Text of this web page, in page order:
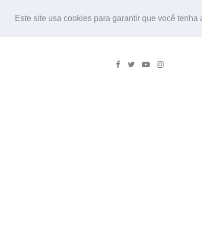
Este site usa cookies para garantir que você